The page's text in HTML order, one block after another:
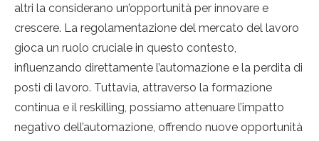
altri la considerano un’opportunità per innovare e
crescere. La regolamentazione del mercato del lavoro
gioca un ruolo cruciale in questo contesto,
influenzando direttamente l’automazione e la perdita di
posti di lavoro. Tuttavia, attraverso la formazione
continua e il reskilling, possiamo attenuare l’impatto
negativo dell’automazione, offrendo nuove opportunità